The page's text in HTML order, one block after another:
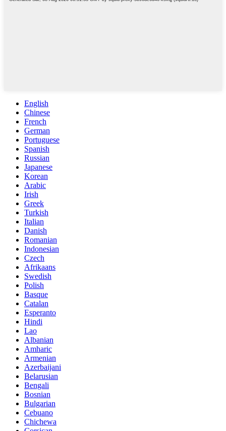
English
Chinese
French
German
Portuguese
Spanish
Russian
Japanese
Korean
Arabic
Irish
Greek
Turkish
Italian
Danish
Romanian
Indonesian
Czech
Afrikaans
Swedish
Polish
Basque
Catalan
Esperanto
Hindi
Lao
Albanian
Amharic
Armenian
Azerbaijani
Belarusian
Bengali
Bosnian
Bulgarian
Cebuano
Chichewa